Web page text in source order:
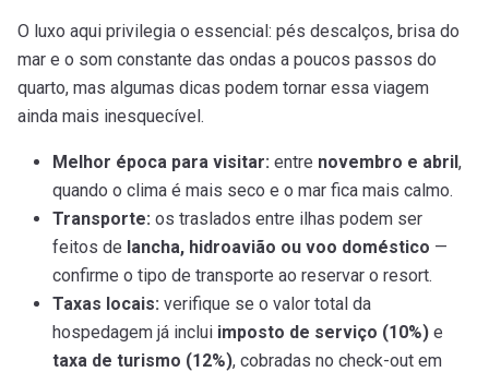
O luxo aqui privilegia o essencial: pés descalços, brisa do
mar e o som constante das ondas a poucos passos do
quarto, mas algumas dicas podem tornar essa viagem
ainda mais inesquecível.
Melhor época para visitar: entre novembro e abril,
quando o clima é mais seco e o mar fica mais calmo.
Transporte: os traslados entre ilhas podem ser
feitos de lancha, hidroavião ou voo doméstico —
confirme o tipo de transporte ao reservar o resort.
Taxas locais: verifique se o valor total da
hospedagem já inclui imposto de serviço (10%) e
taxa de turismo (12%), cobradas no check-out em